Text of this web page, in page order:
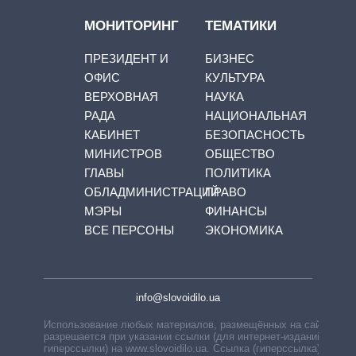
МОНИТОРИНГ
ПРЕЗИДЕНТ И
ОФИС
ВЕРХОВНАЯ
РАДА
КАБИНЕТ
МИНИСТРОВ
ГЛАВЫ
ОБЛАДМИНИСТРАЦИЙ
МЭРЫ
ВСЕ ПЕРСОНЫ
ТЕМАТИКИ
БИЗНЕС
КУЛЬТУРА
НАУКА
НАЦИОНАЛЬНАЯ
БЕЗОПАСНОСТЬ
ОБЩЕСТВО
ПОЛИТИКА
ПРАВО
ФИНАНСЫ
ЭКОНОМИКА
info@slovoidilo.ua
Использование любых материалов, размещённых на сайте,
разрешается при указании ссылки (для интернет-изданий —
гиперссылки) на www.slovoidilo.ua. Ссылка (гиперссылка)